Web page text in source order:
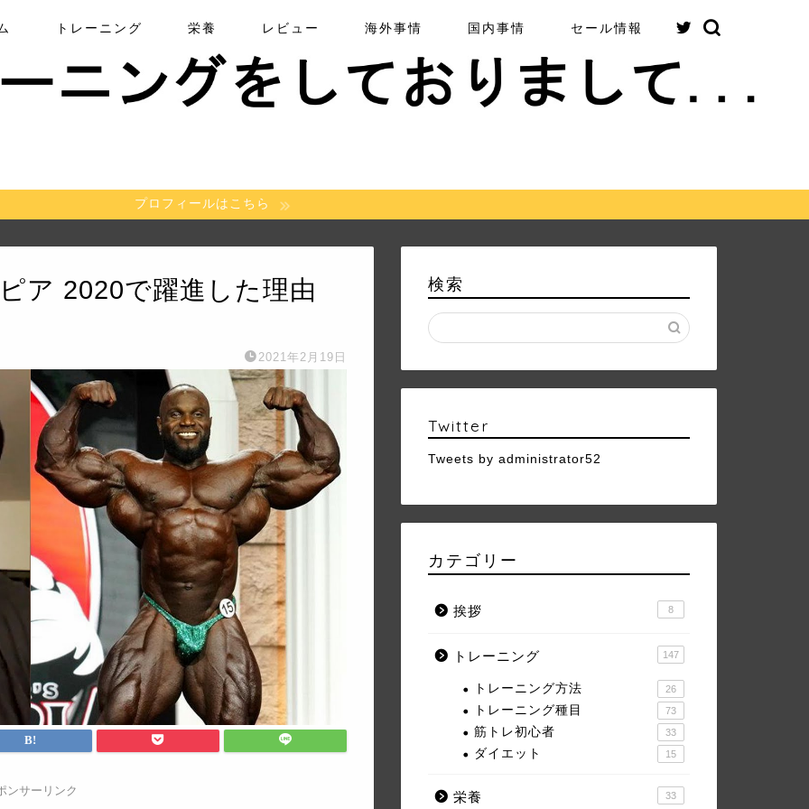
トレーニング 栄養 レビュー 海外事情 国内事情 セール情報
プロフィールはこちら
ア 2020で躍進した理由
2021年2月19日
ンサーリンク
検索
Twitter
Tweets by administrator52
カテゴリー
挨拶 8
トレーニング 147
トレーニング方法 26
トレーニング種目 73
筋トレ初心者 33
ダイエット 15
栄養 33